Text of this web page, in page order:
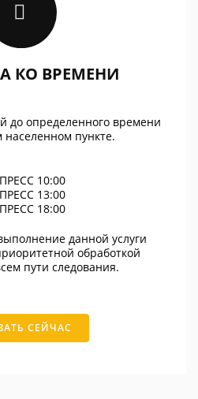
КО ВРЕМЕНИ
до определенного времени
пункте.
10:00
13:00
18:00
данной услуги
обработкой
пути следования.
СЕЙЧАС